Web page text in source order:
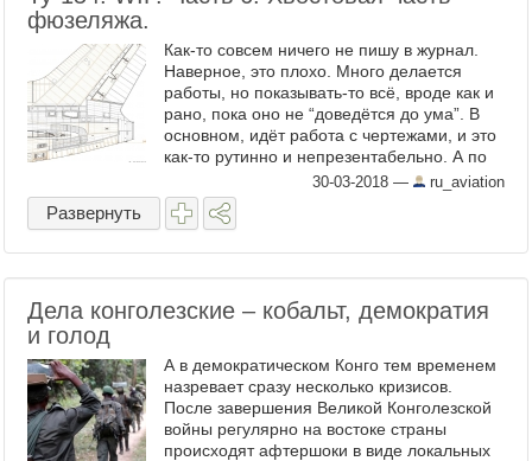
фюзеляжа.
Как-то совсем ничего не пишу в журнал.
Наверное, это плохо. Много делается
работы, но показывать-то всё, вроде как и
рано, пока оно не “доведётся до ума”. В
основном, идёт работа с чертежами, и это
как-то рутинно и непрезентабельно. А по
журналу, наверное, уже и сложилось
мнение, что я ...
30-03-2018 — ru_aviation
Развернуть
Дела конголезские – кобальт, демократия
и голод
А в демократическом Конго тем временем
назревает сразу несколько кризисов.
После завершения Великой Конголезской
войны регулярно на востоке страны
происходят афтершоки в виде локальных